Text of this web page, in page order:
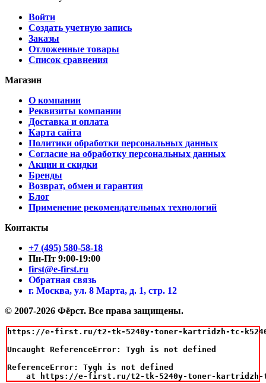
Войти
Создать учетную запись
Заказы
Отложенные товары
Список сравнения
Магазин
О компании
Реквизиты компании
Доставка и оплата
Карта сайта
Политики обработки персональных данных
Согласие на обработку персональных данных
Акции и скидки
Бренды
Возврат, обмен и гарантия
Блог
Применение рекомендательных технологий
Контакты
+7 (495) 580-58-18
Пн-Пт 9:00-19:00
first@e-first.ru
Обратная связь
г. Москва, ул. 8 Марта, д. 1, стр. 12
© 2007-2026 Фёрст. Все права защищены.
https://e-first.ru/t2-tk-5240y-toner-kartridzh-tc-k5240y-
Uncaught ReferenceError: Tygh is not defined
ReferenceError: Tygh is not defined
at https://e-first.ru/t2-tk-5240y-toner-